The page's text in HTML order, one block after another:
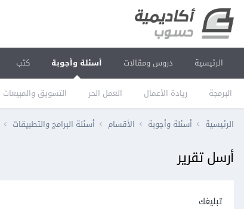
الرئيسية دروس ومقالات أسئلة وأجوبة
البرمجة ريادة الأعمال العمل الحر التسويق والمبيعات
كتب
الرئيسية أسئلة وأجوبة الأقسام أسئلة البرامج والتطبيقات
أرسل تقرير
تبليغك